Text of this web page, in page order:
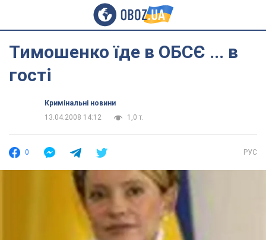
Тимошенко їде в ОБСЄ ... в
гості
Кримінальні новини
13.04.2008 14:12
1,0 т.
0 РУС